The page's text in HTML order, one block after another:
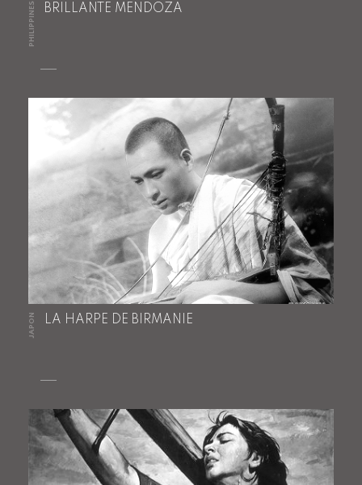
PHILIPPINES BRILLANTE MENDOZA
JAPON LA HARPE DE BIRMANIE